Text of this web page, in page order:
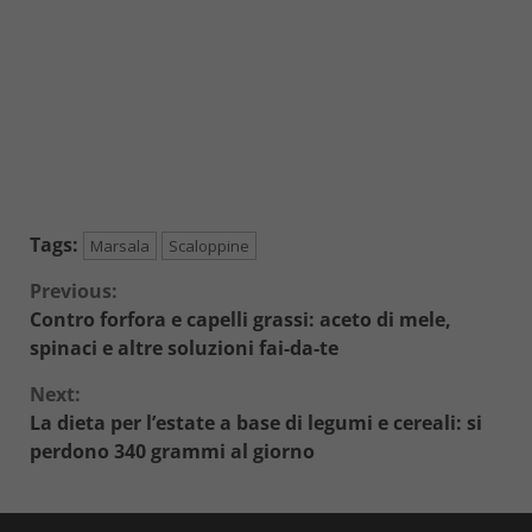
Tags: Marsala Scaloppine
Continue
Reading
Previous:
Contro forfora e capelli grassi: aceto di mele,
spinaci e altre soluzioni fai-da-te
Next:
La dieta per l’estate a base di legumi e cereali: si
perdono 340 grammi al giorno